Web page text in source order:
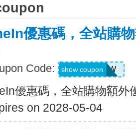
優惠碼，全站購
Code: US04184W
show coupon
優惠碼，全站購物額外
on 2028-05-04